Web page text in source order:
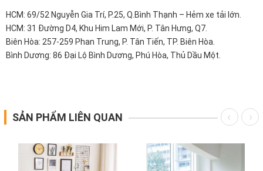
HCM: 69/52 Nguyễn Gia Trí, P.25, Q.Bình Thạnh – Hẻm xe tải lớn.
HCM: 31 Đường D4, Khu Him Lam Mới, P. Tân Hưng, Q7.
Biên Hòa: 257-259 Phan Trung, P. Tân Tiến, TP. Biên Hòa.
Bình Dương: 86 Đại Lộ Bình Dương, Phú Hòa, Thủ Dầu Một.
SẢN PHẨM LIÊN QUAN